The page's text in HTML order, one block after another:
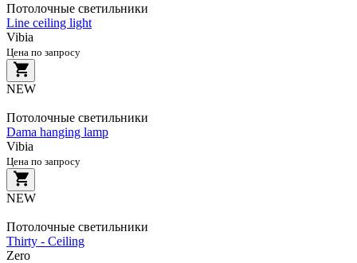
Потолочные светильники
Line ceiling light
Vibia
Цена по запросу
NEW
Потолочные светильники
Dama hanging lamp
Vibia
Цена по запросу
NEW
Потолочные светильники
Thirty - Ceiling
Zero